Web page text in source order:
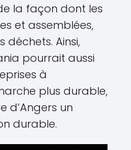
la façon dont les
et assemblées,
déchets. Ainsi,
pourrait aussi
à
plus durable,
d’Angers un
durable.